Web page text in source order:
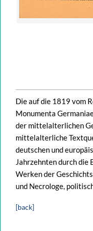
Die auf die 1819 vom
Monumenta
der mittelalterlichen
mittelalterliche
deutschen und
Jahrzehnten durch die
Werken der
und Necrologe,
[back]